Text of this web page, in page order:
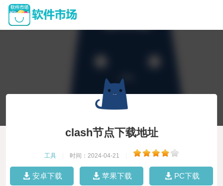
clash节点下载地址
工具 时间：2024-04-21
安卓下载 苹果下载 PC下载